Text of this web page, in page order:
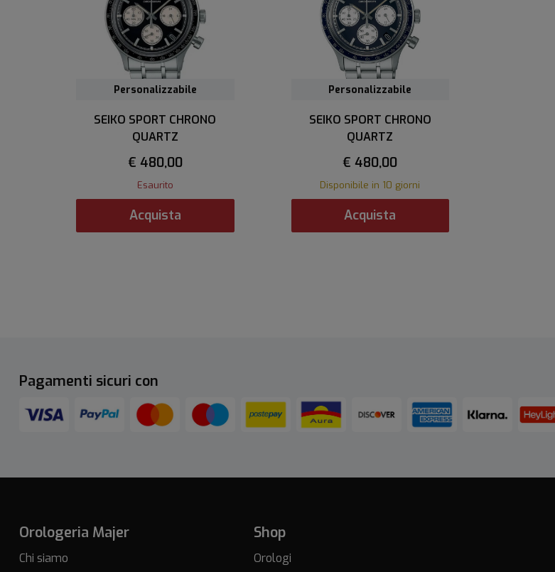
Personalizzabile
SEIKO SPORT CHRONO
QUARTZ
€ 480,00
Esaurito
Acquista
Personalizzabile
SEIKO SPORT CHRONO
QUARTZ
€ 480,00
Disponibile in 10 giorni
Acquista
Pagamenti sicuri con
Orologeria Majer
Chi siamo
Shop
Orologi